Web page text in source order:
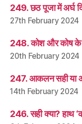
249. छठ पूजा में अर्घ
27th February 2024
248. कोश और कोष के
20th February 2024
247. आकलन सही या
14th February 2024
246. सही क्या? हाथ